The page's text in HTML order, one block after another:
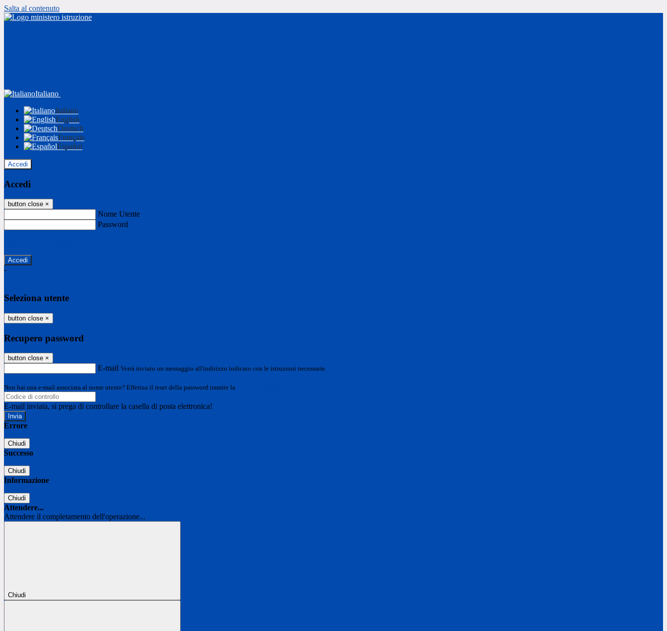
Salta al contenuto
Italiano
Italiano
English
Deutsch
Français
Español
Accedi
Accedi
button close ×
Nome Utente
Password
-
Seleziona utente
button close ×
Recupero password
button close ×
E-mail Verrà inviato un messaggio all'indirizzo indicato con le istruzioni necessarie.
Non hai una e-mail associata al nome utente? Effettua il reset della password tramite la
E-mail inviata, si prega di controllare la casella di posta elettronica!
Errore
Chiudi
Successo
Chiudi
Informazione
Chiudi
Attendere...
Attendere il completamento dell'operazione...
Chiudi